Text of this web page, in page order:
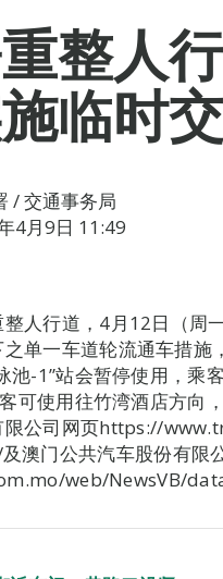
整人
临时
/ 交通事务局
4月9日 11:49
人行道，4月12日（周
单一车道轮流通车措施
池-1”站会暂停使用，乘
可使用往竹湾酒店方向
限公司网页https://
澳门公共汽车股份有限
web/NewsVB/